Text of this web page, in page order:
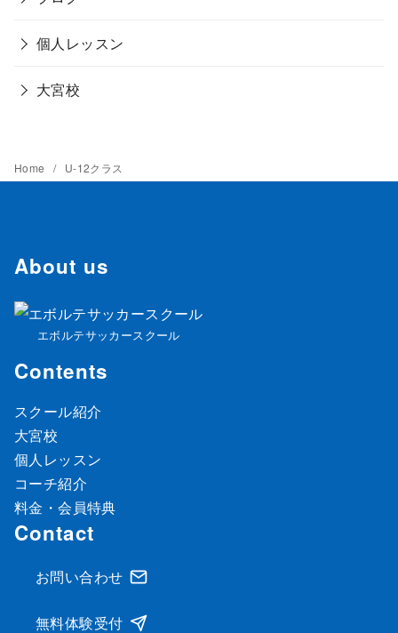
個人レッスン
大宮校
Home U-12クラス
About us
エボルテサッカースクール
Contents
スクール紹介
大宮校
個人レッスン
コーチ紹介
料金・会員特典
Contact
お問い合わせ
無料体験受付